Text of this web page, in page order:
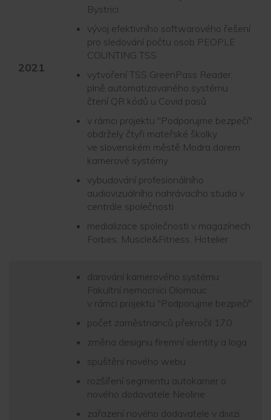
2021
Bystrici
vývoj efektivního softwarového řešení
pro sledování počtu osob PEOPLE
COUNTING TSS
vytvoření TSS GreenPass Reader,
plně automatizovaného systému
čtení QR kódů u Covid pasů
v rámci projektu "Podporujme bezpečí"
obdržely čtyři mateřské školky
ve slovenském městě Modra darem
kamerové systémy
vybudování profesionálního
audiovizuálního nahrávacího studia v
centrále společnosti
medializace společnosti v magazínech
Forbes, Muscle&Fitness, Hotelier
darování kamerového systému
Fakultní nemocnici Olomouc
v rámci projektu "Podporujme bezpečí"
počet zaměstnanců překročil 170
změna designu firemní identity a loga
spuštění nového webu
rozšíření segmentu autokamer o
nového dodavatele Neoline
zařazení nového dodavatele v divizi